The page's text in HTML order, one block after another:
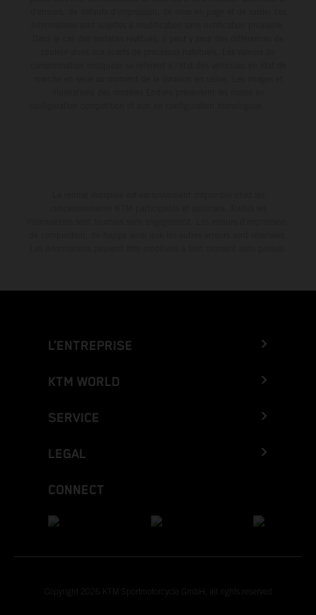
L’ENTREPRISE
KTM WORLD
SERVICE
LEGAL
CONNECT
Copyright 2026 KTM Sportmotorcycle GmbH, all rights reserved